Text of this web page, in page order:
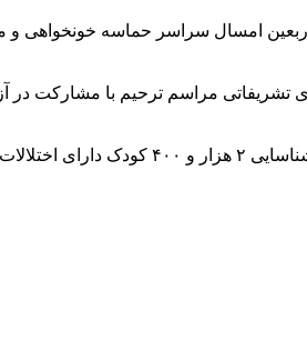
تشریفاتی مراسم ترحیم با مشارکت در